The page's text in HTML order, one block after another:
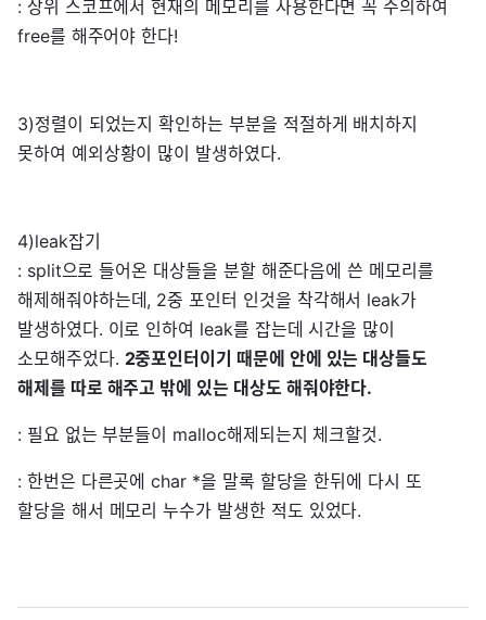
: 상위 스코프에서 현재의 메모리를 사용한다면 꼭 주의하여
free를 해주어야 한다!
3)정렬이 되었는지 확인하는 부분을 적절하게 배치하지
못하여 예외상황이 많이 발생하였다.
4)leak잡기
: split으로 들어온 대상들을 분할 해준다음에 쓴 메모리를
해제해줘야하는데, 2중 포인터 인것을 착각해서 leak가
발생하였다. 이로 인하여 leak를 잡는데 시간을 많이
소모해주었다. 2중포인터이기 때문에 안에 있는 대상들도
해제를 따로 해주고 밖에 있는 대상도 해줘야한다.
: 필요 없는 부분들이 malloc해제되는지 체크할것.
: 한번은 다른곳에 char *을 말록 할당을 한뒤에 다시 또
할당을 해서 메모리 누수가 발생한 적도 있었다.